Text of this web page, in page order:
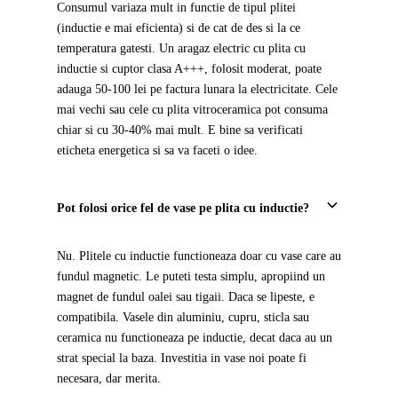
Consumul variaza mult in functie de tipul plitei
(inductie e mai eficienta) si de cat de des si la ce
temperatura gatesti. Un aragaz electric cu plita cu
inductie si cuptor clasa A+++, folosit moderat, poate
adauga 50-100 lei pe factura lunara la electricitate. Cele
mai vechi sau cele cu plita vitroceramica pot consuma
chiar si cu 30-40% mai mult. E bine sa verificati
eticheta energetica si sa va faceti o idee.
Pot folosi orice fel de vase pe plita cu inductie?
Nu. Plitele cu inductie functioneaza doar cu vase care au
fundul magnetic. Le puteti testa simplu, apropiind un
magnet de fundul oalei sau tigaii. Daca se lipeste, e
compatibila. Vasele din aluminiu, cupru, sticla sau
ceramica nu functioneaza pe inductie, decat daca au un
strat special la baza. Investitia in vase noi poate fi
necesara, dar merita.